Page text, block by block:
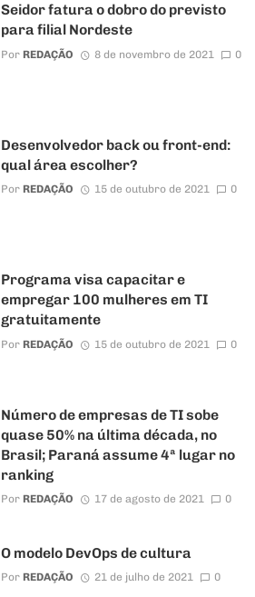
Seidor fatura o dobro do previsto
para filial Nordeste
Por REDAÇÃO 8 de novembro de 2021 0
Desenvolvedor back ou front-end:
qual área escolher?
Por REDAÇÃO 15 de outubro de 2021 0
Programa visa capacitar e
empregar 100 mulheres em TI
gratuitamente
Por REDAÇÃO 15 de outubro de 2021 0
Número de empresas de TI sobe
quase 50% na última década, no
Brasil; Paraná assume 4ª lugar no
ranking
Por REDAÇÃO 17 de agosto de 2021 0
O modelo DevOps de cultura
Por REDAÇÃO 21 de julho de 2021 0